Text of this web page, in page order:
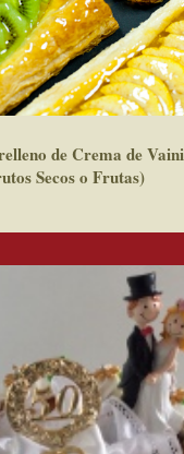
de Crema de
Secos o Frutas)